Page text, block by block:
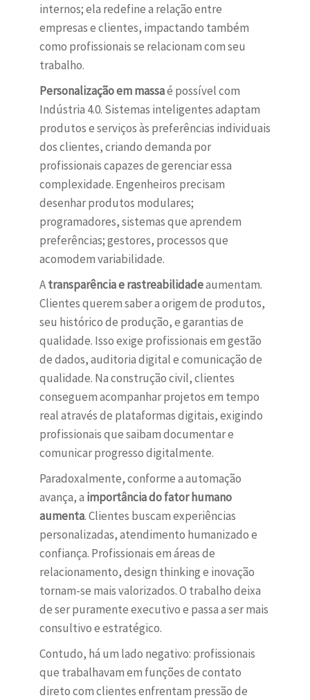
internos; ela redefine a relação entre
empresas e clientes, impactando também
como profissionais se relacionam com seu
trabalho.
Personalização em massaé possível com
Indústria 4.0. Sistemas inteligentes adaptam
produtos e serviços às preferências individuais
dos clientes, criando demanda por
profissionais capazes de gerenciar essa
complexidade. Engenheiros precisam
desenhar produtos modulares;
programadores, sistemas que aprendem
preferências; gestores, processos que
acomodem variabilidade.
Atransparência e rastreabilidadeaumentam.
Clientes querem saber a origem de produtos,
seu histórico de produção, e garantias de
qualidade. Isso exige profissionais em gestão
de dados, auditoria digital e comunicação de
qualidade. Na construção civil, clientes
conseguem acompanhar projetos em tempo
real através de plataformas digitais, exigindo
profissionais que saibam documentar e
comunicar progresso digitalmente.
Paradoxalmente, conforme a automação
avança, a importância do fator humano
aumenta. Clientes buscam experiências
personalizadas, atendimento humanizado e
confiança. Profissionais em áreas de
relacionamento, design thinking e inovação
tornam-se mais valorizados. O trabalho deixa
de ser puramente executivo e passa a ser mais
consultivo e estratégico.
Contudo, há um lado negativo: profissionais
que trabalhavam em funções de contato
direto com clientes enfrentam pressão de